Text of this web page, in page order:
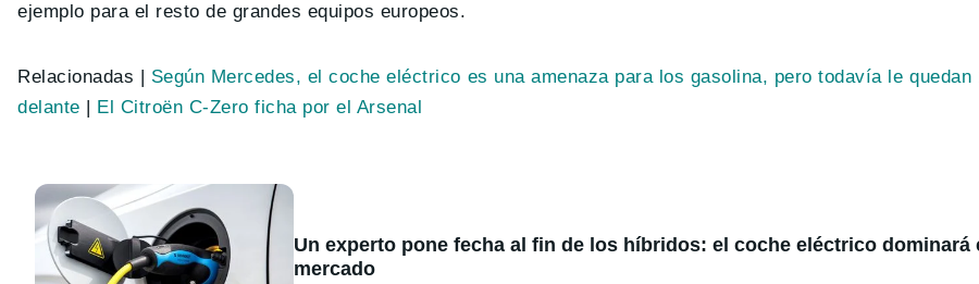
ejemplo para el resto de grandes equipos europeos.
Relacionadas | Según Mercedes, el coche eléctrico es una amenaza para los gasolina, pero todavía le quedan
delante
El Citroën C-Zero ficha por el Arsenal
Un experto pone fecha al fin de los híbridos: el coche eléctrico dominará
mercado